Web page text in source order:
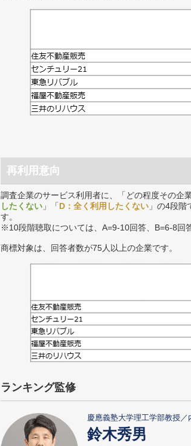
再利用意向
調査企業のサービス利用者に、「どの程度その企
したくない 」「D：全く利用したくない 」の4段階
す。
※10段階聴取については、A=9-10回答、B=6-8回
商標対象は、回答者数が75人以上の企業です。
ランキング監修
慶應義塾大学理工学部教授／
鈴木秀男